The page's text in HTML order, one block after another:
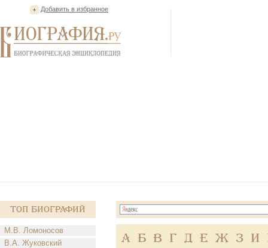
Добавить в избранное
Топ Биографий
М.В. Ломоносов
В.А. Жуковский
А Б В Г Д Е Ж З И